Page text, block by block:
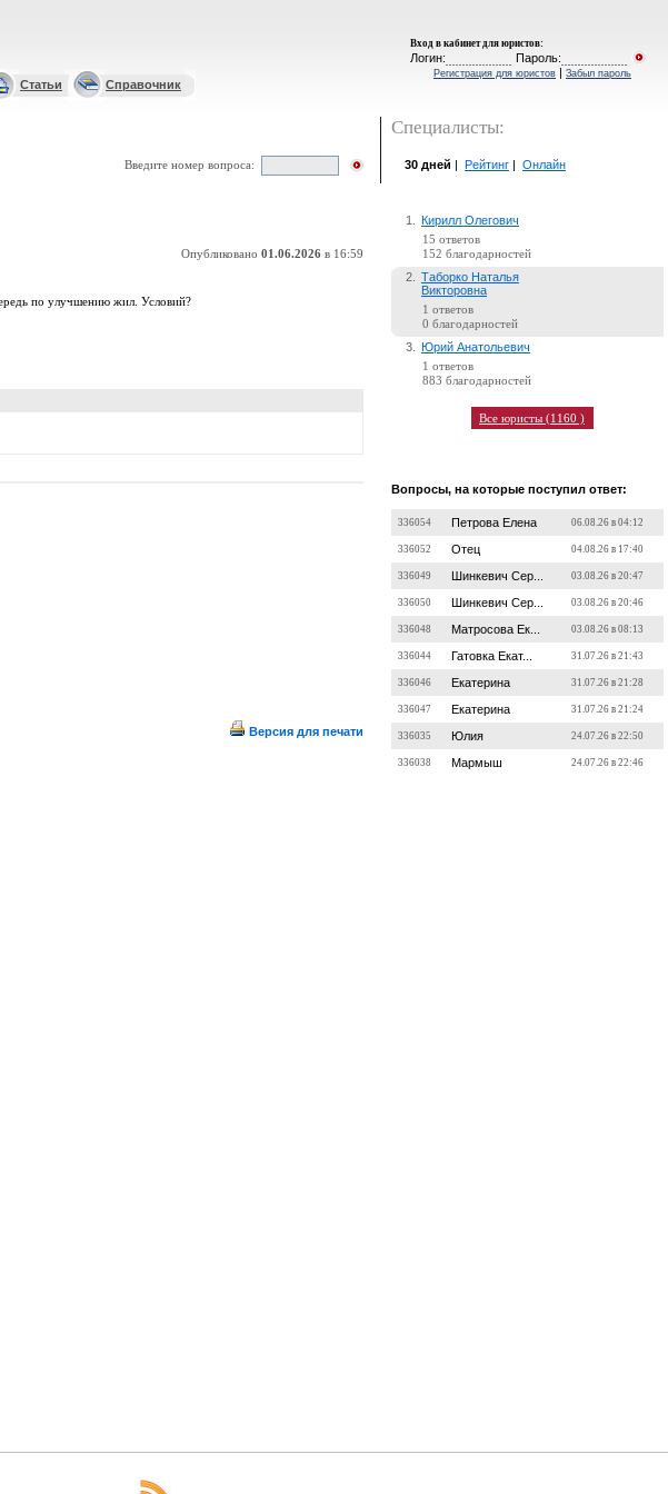
Вход в кабинет для юристов:
Логин: Пароль:
Регистрация для юристов | Забыл пароль
Статьи Справочник
Введите номер вопроса:
Опубликовано 01.06.2026 в 16:59
по улучшению жил. Условий?
Версия для печати
Специалисты:
30 дней Рейтинг Онлайн
1. Кирилл Олегович
15 ответов
152 благодарностей
2.
Таборко Наталья
Викторовна
1 ответов
0 благодарностей
3. Юрий Анатольевич
1 ответов
883 благодарностей
Все юристы (1160 )
Вопросы, на которые поступил ответ:
336054 Петрова Елена 06.08.26 в 04:12
336052 Отец 04.08.26 в 17:40
336049 Шинкевич Сер... 03.08.26 в 20:47
336050 Шинкевич Сер... 03.08.26 в 20:46
336048 Матросова Ек... 03.08.26 в 08:13
336044 Гатовка Екат... 31.07.26 в 21:43
336046 Екатерина 31.07.26 в 21:28
336047 Екатерина 31.07.26 в 21:24
336035 Юлия 24.07.26 в 22:50
336038 Мармыш 24.07.26 в 22:46